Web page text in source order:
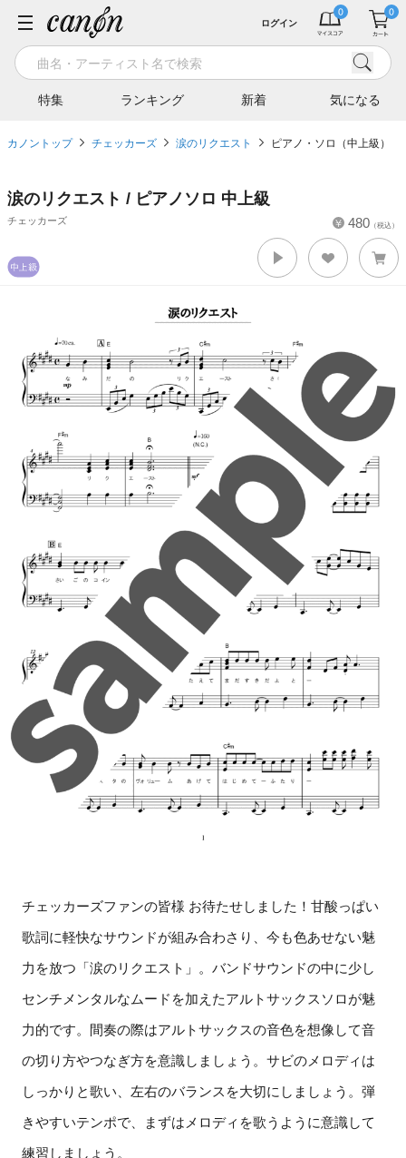
特集 ランキング 新着 気になる
ログイン
カノントップ チェッカーズ 涙のリクエスト ピアノ・ソロ（中上級）
涙のリクエスト / ピアノソロ 中上級
チェッカーズ 480 （税込）
チェッカーズファンの皆様 お待たせしました！甘酸っぱい
歌詞に軽快なサウンドが組み合わさり、今も色あせない魅
力を放つ「涙のリクエスト」。バンドサウンドの中に少し
センチメンタルなムードを加えたアルトサックスソロが魅
力的です。間奏の際はアルトサックスの音色を想像して音
の切り方やつなぎ方を意識しましょう。サビのメロディは
しっかりと歌い、左右のバランスを大切にしましょう。弾
きやすいテンポで、まずはメロディを歌うように意識して
練習しましょう。